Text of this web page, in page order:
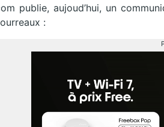
publie, aujoud’hui, un
: